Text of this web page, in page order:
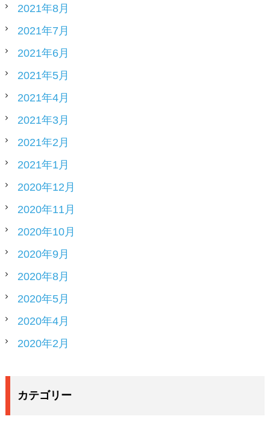
2021年8月
2021年7月
2021年6月
2021年5月
2021年4月
2021年3月
2021年2月
2021年1月
2020年12月
2020年11月
2020年10月
2020年9月
2020年8月
2020年5月
2020年4月
2020年2月
カテゴリー